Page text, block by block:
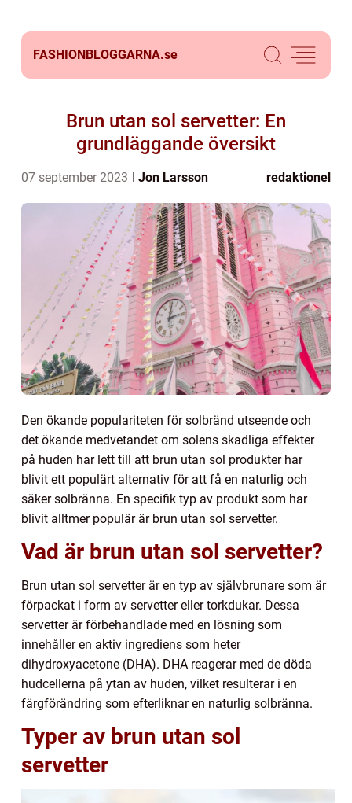
FASHIONBLOGGARNA.se
Brun utan sol servetter: En
grundläggande översikt
07 september 2023 Jon Larsson redaktionel
Den ökande populariteten för solbränd utseende och
det ökande medvetandet om solens skadliga effekter
på huden har lett till att brun utan sol produkter har
blivit ett populärt alternativ för att få en naturlig och
säker solbränna. En specifik typ av produkt som har
blivit alltmer populär är brun utan sol servetter.
Vad är brun utan sol servetter?
Brun utan sol servetter är en typ av självbrunare som är
förpackat i form av servetter eller torkdukar. Dessa
servetter är förbehandlade med en lösning som
innehåller en aktiv ingrediens som heter
dihydroxyacetone (DHA). DHA reagerar med de döda
hudcellerna på ytan av huden, vilket resulterar i en
färgförändring som efterliknar en naturlig solbränna.
Typer av brun utan sol
servetter